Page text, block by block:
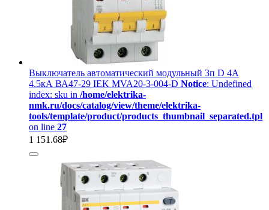
Выключатель автоматический модульный 3п D 4А
4.5кА ВА47-29 IEK MVA20-3-004-D Notice: Undefined
index: sku in /home/elektrika-
nmk.ru/docs/catalog/view/theme/elektrika-
tools/template/product/products_thumbnail_separated.tpl
on line 27
1 151.68₽